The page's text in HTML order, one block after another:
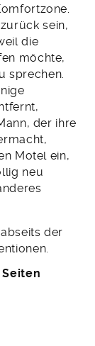
sein,
die
möchte,
sprechen.
der ihre
Motel ein,
neu
der